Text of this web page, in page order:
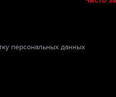
персональных данных